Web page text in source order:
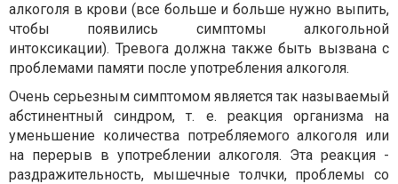
алкоголя в крови (все больше и больше нужно выпить,
чтобы появились симптомы алкогольной
интоксикации). Тревога должна также быть вызвана с
проблемами памяти после употребления алкоголя.
Очень серьезным симптомом является так называемый
абстинентный синдром, т. е. реакция организма на
уменьшение количества потребляемого алкоголя или
на перерыв в употреблении алкоголя. Эта реакция -
раздражительность, мышечные толчки, проблемы со